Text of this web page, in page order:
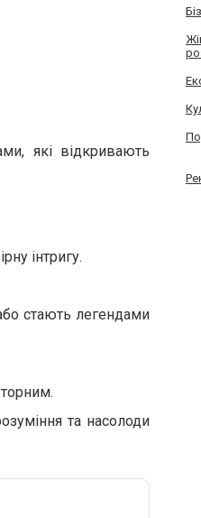
які відкривають
інтригу.
стають легендами
та насолоди